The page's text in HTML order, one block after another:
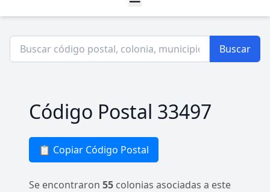
Buscar
Código Postal 33497
📋 Copiar Código Postal
Se encontraron 55 colonias asociadas a este